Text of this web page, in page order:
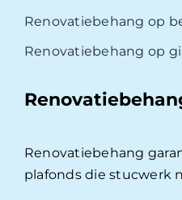
Renovatiebehang op
Renovatiebehang op
Renovatiebehang
plafonds die stucwerk